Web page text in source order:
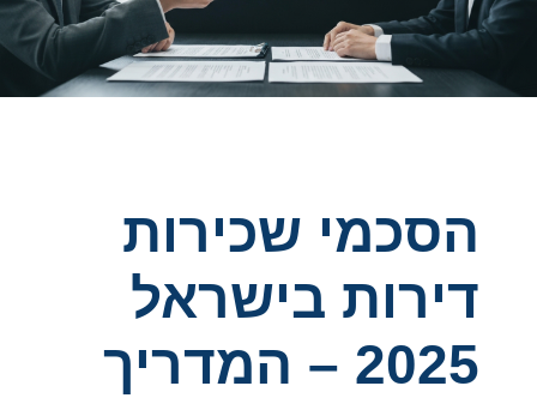
שר הביטחון כינס דיון דחוף בנושא איום הרחפנים
חשד לרצח: בן 20 נורה למוות במוקייבלה
הסכמי שכירות
דירות בישראל
2025 – המדריך